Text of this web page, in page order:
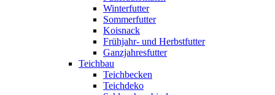
Winterfutter
Sommerfutter
Koisnack
Frühjahr- und Herbstfutter
Ganzjahresfutter
Teichbau
Teichbecken
Teichdeko